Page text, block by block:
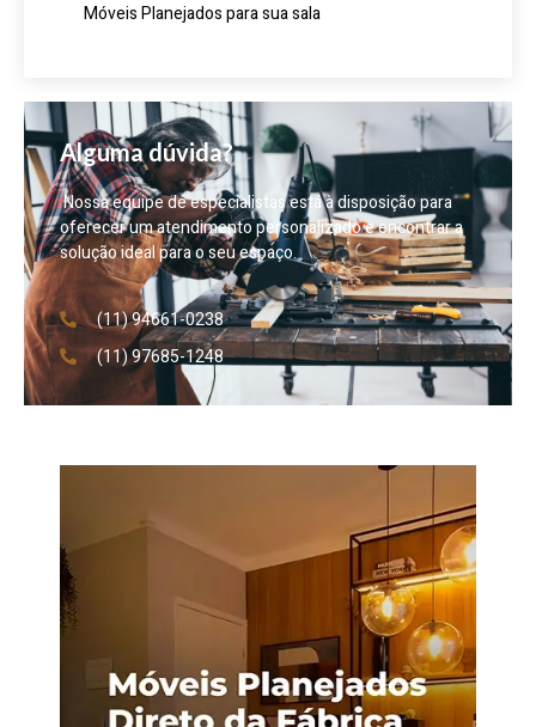
Móveis Planejados para sua sala
Alguma dúvida?
Nossa equipe de especialistas está à disposição para
oferecer um atendimento personalizado e encontrar a
solução ideal para o seu espaço.
(11) 94661-0238
(11) 97685-1248